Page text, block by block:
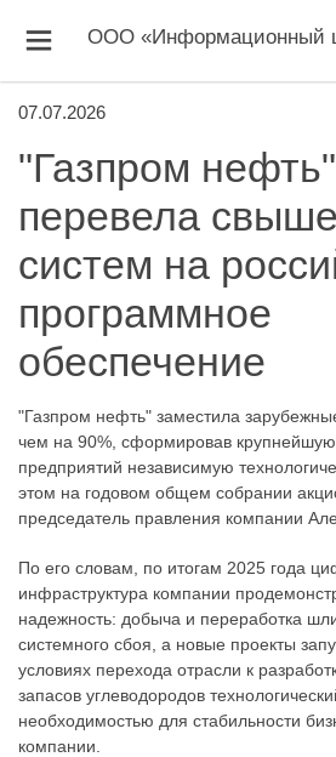
ООО «Информационный
07.07.2026
"Газпром нефть"
перевела
систем на
программное
обеспечение
"Газпром нефть" заместила
чем на 90%, сформировав
предприятий независимую
этом на годовом общем собрании
председатель правления компании
По его словам, по итогам 2025 года
инфраструктура компании
надежность: добыча и переработка
системного сбоя, а новые проекты
условиях перехода отрасли к
запасов углеводородов
необходимостью для стабильности
компании.